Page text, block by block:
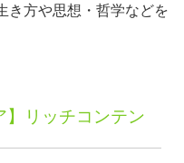
き方や思想・哲学などを
】リッチコンテン